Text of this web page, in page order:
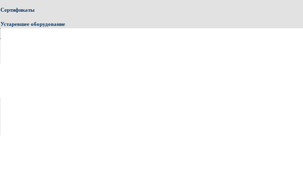
Сертификаты
Устаревшее оборудование